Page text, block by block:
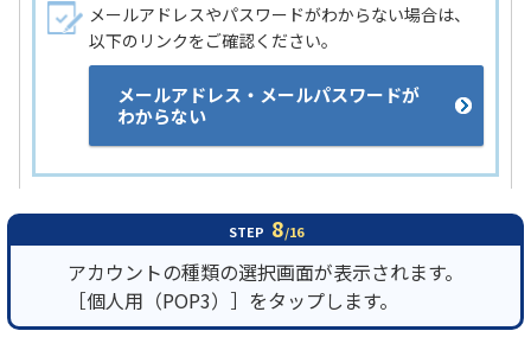
メールアドレスやパスワードがわからない場合は、
以下のリンクをご確認ください。
メールアドレス・メールパスワードが
わからない
STEP 8/16
アカウントの種類の選択画面が表示されます。
［個人用（POP3）］をタップします。